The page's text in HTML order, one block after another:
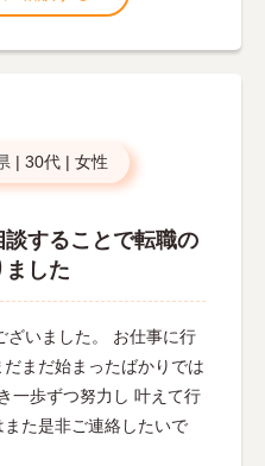
| 30代 | 女性
することで転職の
した
ざいました。 お仕事に行
まだ始まったばかりでは
一歩ずつ努力し 叶えて行
た是非ご連絡したいで